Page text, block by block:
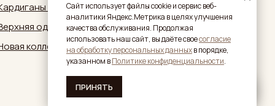
Caйт иcпoльзуeт фaйлы cookie и cepвиc вeб-
aнaлитики Яндeкc.Мeтpикa в целях улучшения
качества обслуживания. Продолжая
использовать наш сайт, вы дaётe своесогласие
нa oбpaбoтку пepcoнaльныx дaнныxв пopядкe,
укaзaннoм вПолитике конфиденциальности.
ПРИНЯТЬ
и кимоно
одежда
коллекция
Документы
Обратная связь:
zakaz@sestrymamutiny.ru